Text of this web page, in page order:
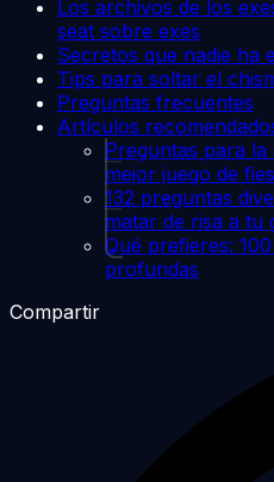
Los archivos de los
seat sobre exes
Secretos que nadie ha
Tips para soltar el
Preguntas frecuentes
Artículos
Preguntas para
mejor juego de
132 preguntas
matar de risa a tu
Qué prefieres:
profundas
Compartir